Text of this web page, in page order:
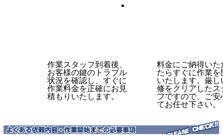
作業スタッフ到着後、
お客様の鍵のトラブル
状況を確認し、すぐに
作業料金を正確にお見
積もりいたします。
料金にご納得いた
たらすぐに作業を
いたします。厳し
修をクリアしたス
フですので、ご安
てお任せ下さい。